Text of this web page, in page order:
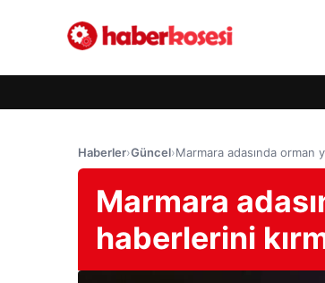
Haberler›Güncel›Marmara adasında orman
Marmara
haberlerini